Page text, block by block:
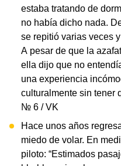
estaba tratando de
no había dicho nada.
se repitió varias veces
A pesar de que la
ella dijo que no
una experiencia
culturalmente sin tener
№ 6 / VK
Hace unos años
miedo de volar. En
piloto: “Estimados